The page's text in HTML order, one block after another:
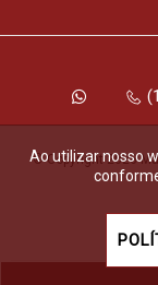
© Copyright 2026
Ao utilizar nosso